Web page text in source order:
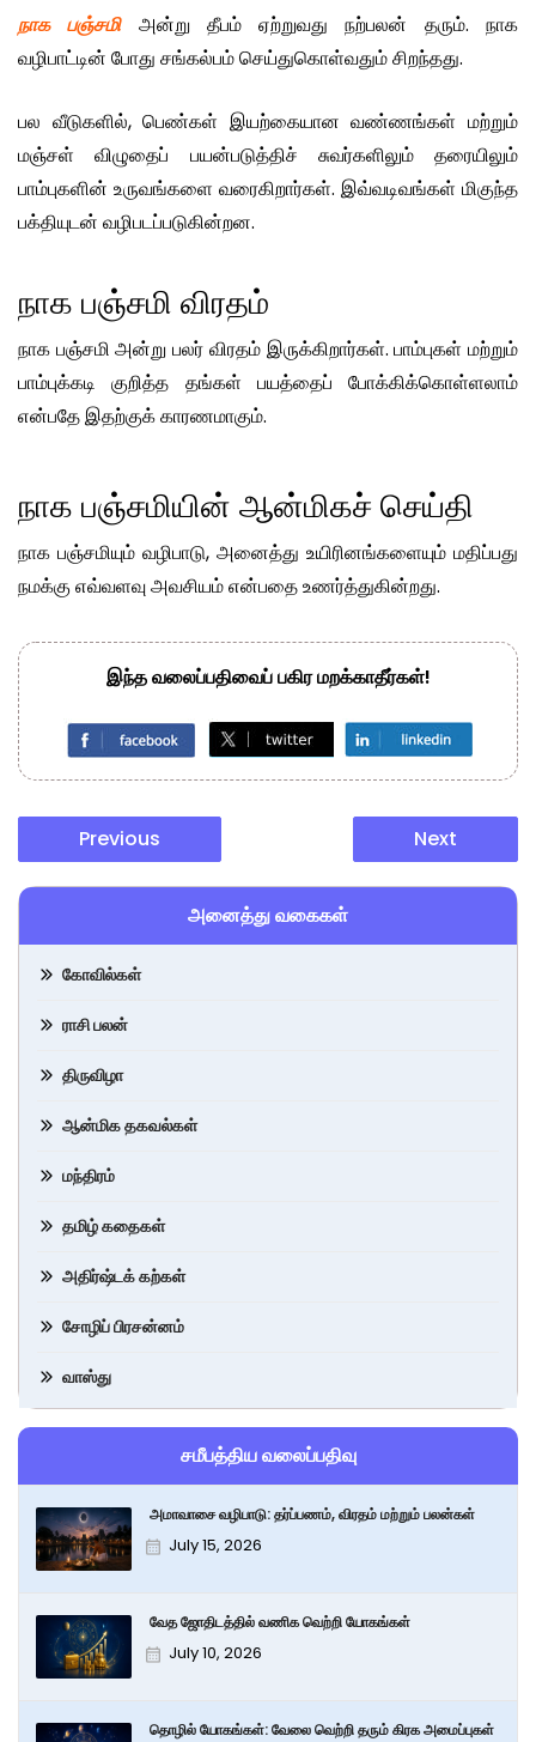
நாக பஞ்சமிஅன்று தீபம் ஏற்றுவது நற்பலன் தரும். நாக
வழிபாட்டின் போது சங்கல்பம் செய்துகொள்வதும் சிறந்தது.
பல வீடுகளில், பெண்கள் இயற்கையான வண்ணங்கள் மற்றும்
மஞ்சள் விழுதைப் பயன்படுத்திச் சுவர்களிலும் தரையிலும்
பாம்புகளின் உருவங்களை வரைகிறார்கள். இவ்வடிவங்கள் மிகுந்த
பக்தியுடன் வழிபடப்படுகின்றன.
நாக பஞ்சமி விரதம்
நாக பஞ்சமி அன்று பலர் விரதம் இருக்கிறார்கள். பாம்புகள் மற்றும்
பாம்புக்கடி குறித்த தங்கள் பயத்தைப் போக்கிக்கொள்ளலாம்
என்பதே இதற்குக் காரணமாகும்.
நாக பஞ்சமியின் ஆன்மிகச் செய்தி
நாக பஞ்சமியும் வழிபாடு, அனைத்து உயிரினங்களையும் மதிப்பது
நமக்கு எவ்வளவு அவசியம் என்பதை உணர்த்துகின்றது.
இந்த வலைப்பதிவைப் பகிர மறக்காதீர்கள்!
Previous Next
அனைத்து வகைகள்
கோவில்கள்
ராசி பலன்
திருவிழா
ஆன்மிக தகவல்கள்
மந்திரம்
தமிழ் கதைகள்
அதிர்ஷ்டக் கற்கள்
சோழிப் பிரசன்னம்
வாஸ்து
சமீபத்திய வலைப்பதிவு
அமாவாசை வழிபாடு: தர்ப்பணம், விரதம் மற்றும் பலன்கள்
July 15, 2026
வேத ஜோதிடத்தில் வணிக வெற்றி யோகங்கள்
July 10, 2026
தொழில் யோகங்கள்: வேலை வெற்றி தரும் கிரக அமைப்புகள்